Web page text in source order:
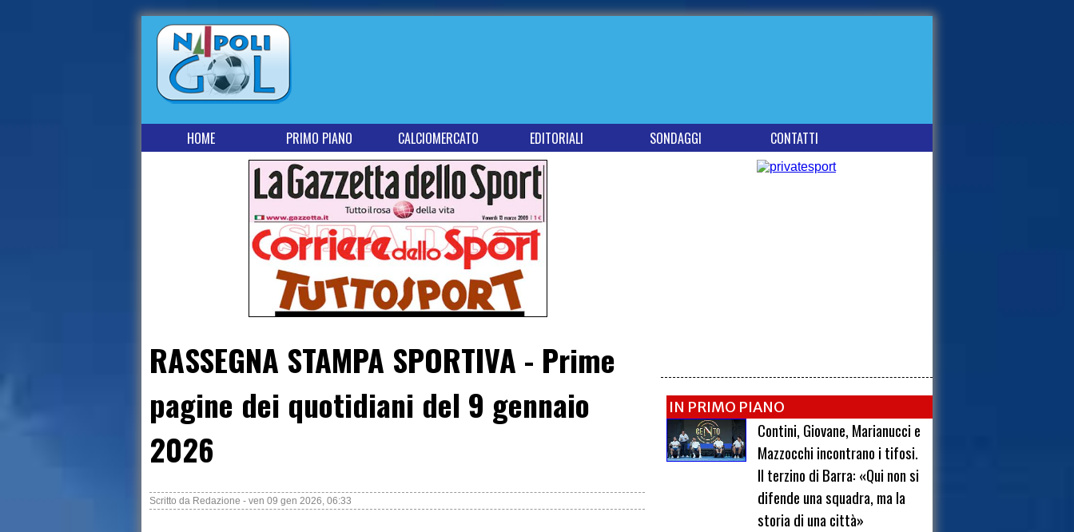
HOME PRIMO PIANO CALCIOMERCATO EDITORIALI SONDAGGI CONTATTI
RASSEGNA STAMPA SPORTIVA - Prime
pagine dei quotidiani del 9 gennaio
2026
Scritto da Redazione - ven 09 gen 2026, 06:33
IN PRIMO PIANO
Contini, Giovane, Marianucci e
Mazzocchi incontrano i tifosi.
Il terzino di Barra: «Qui non si
difende una squadra, ma la
storia di una città»